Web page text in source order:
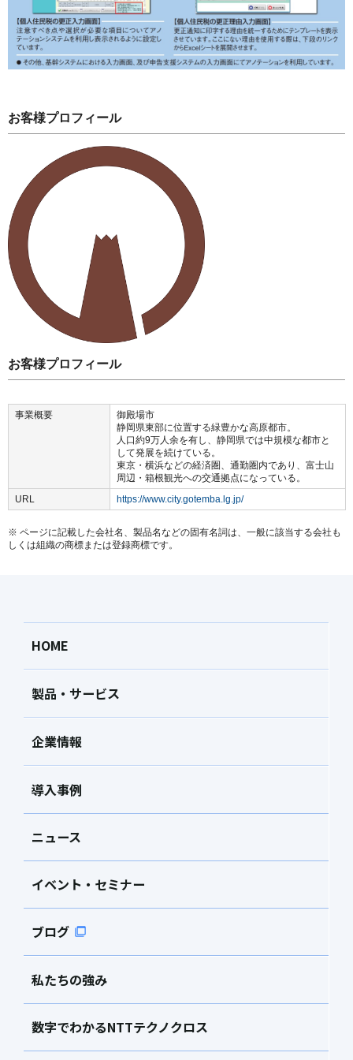
お客様プロフィール
お客様プロフィール
事業概要
御殿場市
静岡県東部に位置する緑豊かな高原都市。
人口約9万人余を有し、静岡県では中規模な都市と
して発展を続けている。
東京・横浜などの経済圏、通勤圏内であり、富士山
周辺・箱根観光への交通拠点になっている。
URL
https://www.city.gotemba.lg.jp/
※ ページに記載した会社名、製品名などの固有名詞は、一般に該当する会社も
しくは組織の商標または登録商標です。
HOME
製品・サービス
企業情報
導入事例
ニュース
イベント・セミナー
ブログ
私たちの強み
数字でわかるNTTテクノクロス